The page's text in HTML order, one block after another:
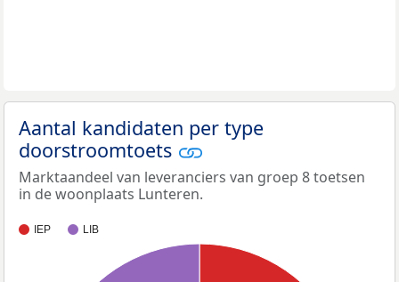
Aantal kandidaten per type
doorstroomtoets
Marktaandeel van leveranciers van groep 8 toetsen
in de woonplaats Lunteren.
IEP LIB